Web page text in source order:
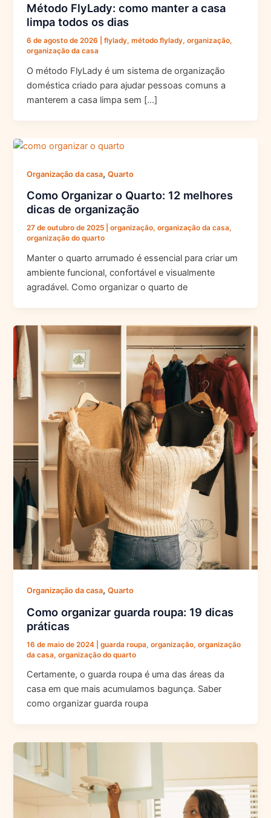
Método FlyLady: como manter a casa
limpa todos os dias
6 de agosto de 2026 |flylady,método flylady,organização,
organização da casa
O método FlyLady é um sistema de organização
doméstica criado para ajudar pessoas comuns a
manterem a casa limpa sem […]
Organização da casa,Quarto
Como Organizar o Quarto: 12 melhores
dicas de organização
27 de outubro de 2025 |organização,organização da casa,
organização do quarto
Manter o quarto arrumado é essencial para criar um
ambiente funcional, confortável e visualmente
agradável. Como organizar o quarto de
Organização da casa,Quarto
Como organizar guarda roupa: 19 dicas
práticas
16 de maio de 2024 |guarda roupa,organização,organização
da casa,organização do quarto
Certamente, o guarda roupa é uma das áreas da
casa em que mais acumulamos bagunça. Saber
como organizar guarda roupa